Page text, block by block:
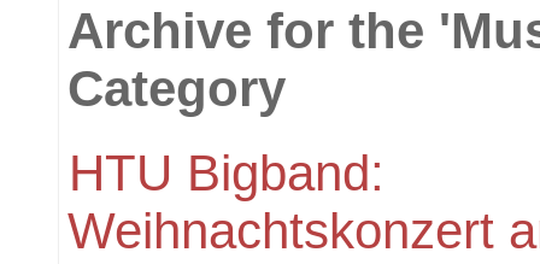
Archive for the
Category
HTU Bigband:
Weihnachtskonzert